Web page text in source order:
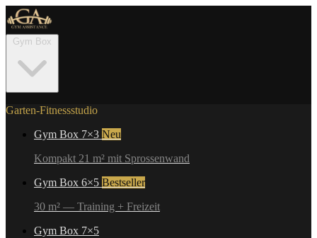
Garten-Fitnessstudio
Gym Box 7×3 Neu
Kompakt 21 m² mit Sprossenwand
Gym Box 6×5 Bestseller
30 m² — Training + Freizeit
Gym Box 7×5